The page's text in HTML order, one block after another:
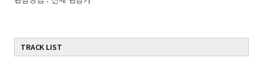
TRACK LIST